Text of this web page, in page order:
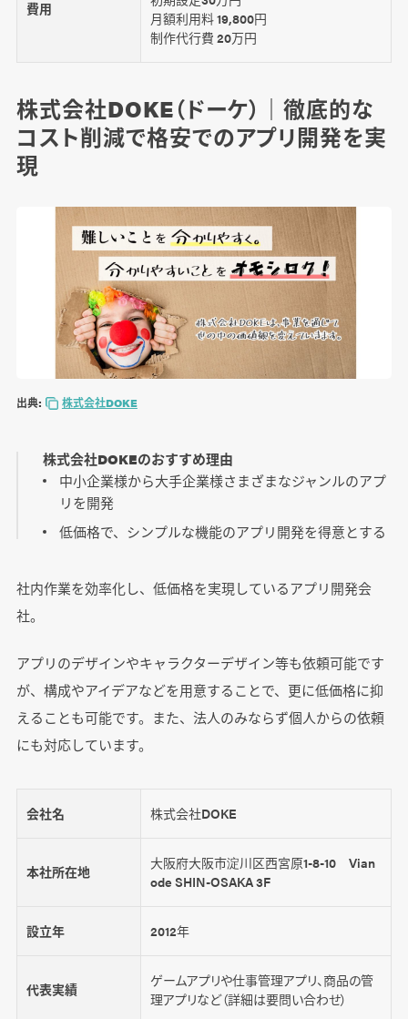
費用
月額利用料 19,800円
制作代行費 20万円
株式会社DOKE（ドーケ）｜徹底的な
コスト削減で格安でのアプリ開発を実
現
出典: 株式会社DOKE
株式会社DOKEのおすすめ理由
中小企業様から大手企業様さまざまなジャンルのアプ
リを開発
低価格で、シンプルな機能のアプリ開発を得意とする
社内作業を効率化し、低価格を実現しているアプリ開発会
社。
アプリのデザインやキャラクターデザイン等も依頼可能です
が、構成やアイデアなどを用意することで、更に低価格に抑
えることも可能です。また、法人のみならず個人からの依頼
にも対応しています。
会社名 株式会社DOKE
本社所在地
大阪府大阪市淀川区西宮原1-8-10 Vian
ode SHIN-OSAKA 3F
設立年 2012年
代表実績
ゲームアプリや仕事管理アプリ、商品の管
理アプリなど（詳細は要問い合わせ）